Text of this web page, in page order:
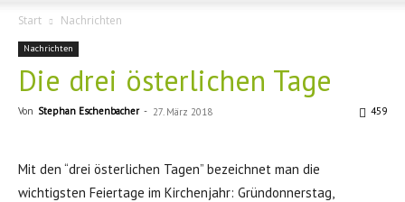
Start Nachrichten
Nachrichten
Die drei österlichen Tage
Von Stephan Eschenbacher - 27. März 2018 459
Mit den “drei österlichen Tagen” bezeichnet man die
wichtigsten Feiertage im Kirchenjahr: Gründonnerstag,